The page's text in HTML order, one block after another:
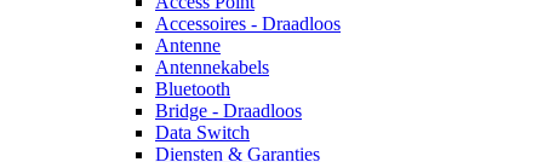
Accessoires - Draadloos
Antenne
Antennekabels
Bluetooth
Bridge - Draadloos
Data Switch
Diensten & Garanties